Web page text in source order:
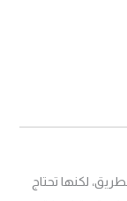
لكنها تحتاج